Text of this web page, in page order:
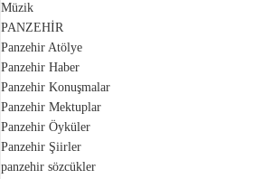
Müzik
PANZEHİR
Panzehir Atölye
Panzehir Haber
Panzehir Konuşmalar
Panzehir Mektuplar
Panzehir Öyküler
Panzehir Şiirler
panzehir sözcükler